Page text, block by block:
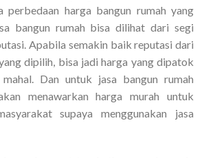
perbedaan harga bangun rumah yang
bangun rumah bisa dilihat dari segi
Apabila semakin baik reputasi dari
dipilih, bisa jadi harga yang dipatok
Dan untuk jasa bangun rumah
menawarkan harga murah untuk
supaya menggunakan jasa